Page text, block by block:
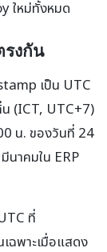
ใหม่ทั้งหมด
งกัน
เป็น UTC
(ICT, UTC+7)
น. ของวันที่ 24
นาคมใน ERP
ที่
ฉพาะเมื่อแสดง